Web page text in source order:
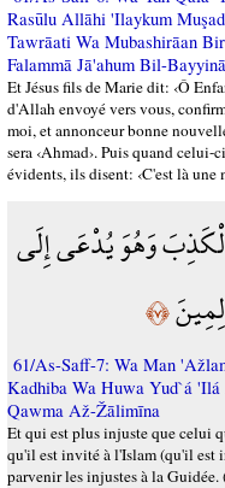
Rasūlu Allāhi 'Ilaykum
Tawrāati Wa Mubashirāan
Falammā Jā'ahum Bil-
Et Jésus fils de Marie dit: ‹Ô
d'Allah envoyé vers vous,
moi, et annonceur bonne
sera ‹Ahmad›. Puis quand
évidents, ils disent: ‹C'est là une
وَهُوَ يُدْعَى إِلَى
﴿٧﴾
61/As-Saff-7: Wa Man
Kadhiba Wa Huwa Yud`á
Qawma Až-Žālimīna
Et qui est plus injuste que celui
qu'il est invité à l'Islam (qu'il est
parvenir les injustes à la Guidée.